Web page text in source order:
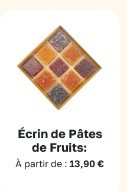
Écrin de Pâtes
de Fruits:
À partir de : 13,90 €